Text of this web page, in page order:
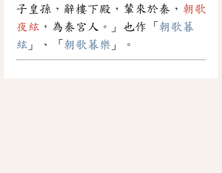
子皇孫，辭樓下殿，輦來於秦， 朝歌
夜絃 ，為秦宮人。」也作「 朝歌暮
絃 」、「 朝歌暮樂 」。